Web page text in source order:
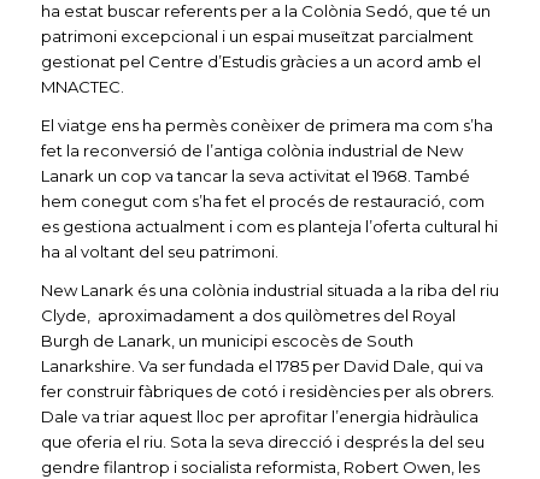
ha estat buscar referents per a la Colònia Sedó, que té un
patrimoni excepcional i un espai museïtzat parcialment
gestionat pel Centre d’Estudis gràcies a un acord amb el
MNACTEC.
El viatge ens ha permès conèixer de primera ma com s’ha
fet la reconversió de l’antiga colònia industrial de New
Lanark un cop va tancar la seva activitat el 1968. També
hem conegut com s’ha fet el procés de restauració, com
es gestiona actualment i com es planteja l’oferta cultural hi
ha al voltant del seu patrimoni.
New Lanark és una colònia industrial situada a la riba del riu
Clyde, aproximadament a dos quilòmetres del Royal
Burgh de Lanark, un municipi escocès de South
Lanarkshire. Va ser fundada el 1785 per David Dale, qui va
fer construir fàbriques de cotó i residències per als obrers.
Dale va triar aquest lloc per aprofitar l’energia hidràulica
que oferia el riu. Sota la seva direcció i després la del seu
gendre filantrop i socialista reformista, Robert Owen, les